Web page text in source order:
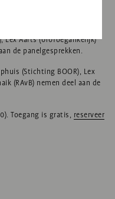
een landelijke norm die
moet kunnen
Bülent Unlu (Provincie
Lex Aarts (010Toegankelijk)
de panelgesprekken.
(Stichting BOOR), Lex
(RAvB) nemen deel aan de
Toegang is gratis, reserveer